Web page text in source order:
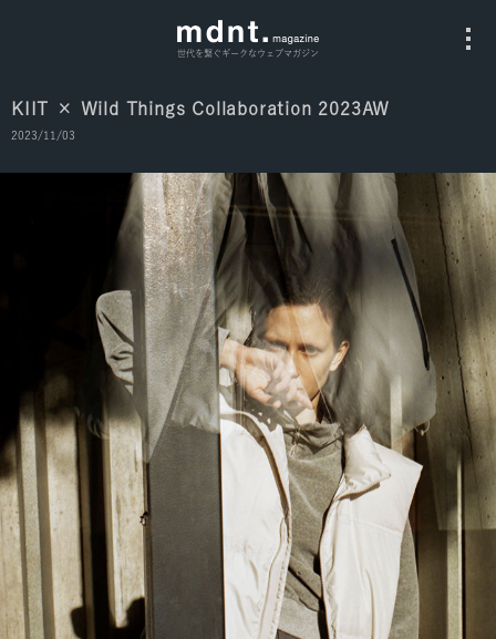
世代を繋ぐギークなウェブマガジン
Fashion
Culture
Music
Instagram
KIIT × Wild Things Collaboration 2023AW
2023/11/03